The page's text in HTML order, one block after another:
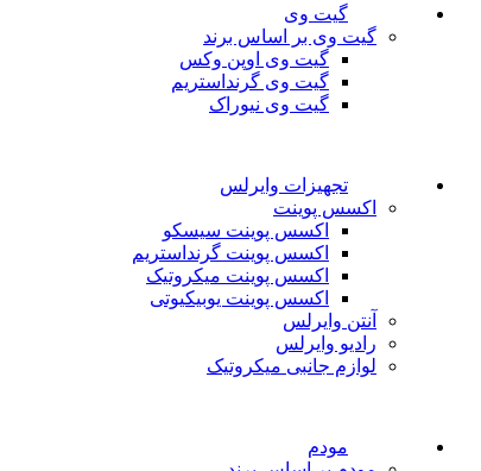
گیت وی
گیت وی بر اساس برند
گیت وی اوپن وکس
گیت وی گرنداستریم
گیت وی نیوراک
تجهیزات وایرلس
اکسس پوینت
اکسس پوینت سیسکو
اکسس پوینت گرنداستریم
اکسس پوینت میکروتیک
اکسس پوینت یوبیکیوتی
آنتن وایرلس
رادیو وایرلس
لوازم جانبی میکروتیک
مودم